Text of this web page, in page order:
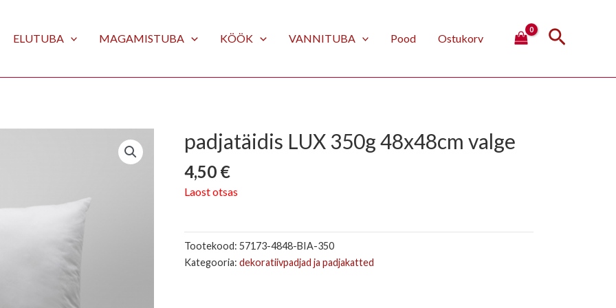
ELUTUBA MAGAMISTUBA KÖÖK VANNITUBA Pood Ostukorv Search
padjatäidis LUX 350g 48x48cm valge
4,50 €
Laost otsas
Tootekood:57173-4848-BIA-350
Kategooria:dekoratiivpadjad ja padjakatted